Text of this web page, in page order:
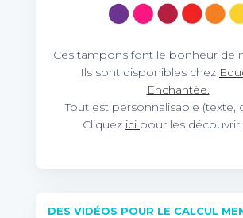
Ces tampons font le bonheur de
Ils sont disponibles chez
Enchantée.
Tout est personnalisable (texte,
Cliquez ici pour les découvrir
DES VIDÉOS POUR LE CALCUL